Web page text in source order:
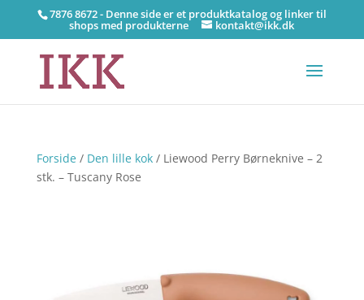
7876 8672 - Denne side er et produktkatalog og linker til
shops med produkterne kontakt@ikk.dk
Forside/ Den lille kok/ Liewood Perry Børneknive – 2
stk. – Tuscany Rose